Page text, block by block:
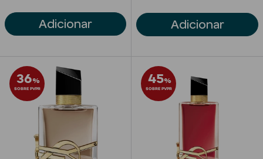
Lábios
Rosto e
Adicionar Adicionar
36%
SOBRE PVPR
45%
SOBRE PVPR